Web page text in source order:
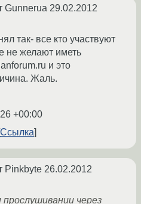
Gunnerua 29.02.2012
так- все кто участвуют
не желают иметь
и это
Жаль.
+00:00
Ссылка
Pinkbyte 26.02.2012
через